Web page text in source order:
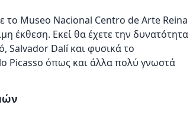
το Museo Nacional Centro de Arte Reina
έκθεση. Εκεί θα έχετε την δυνατότητα
Salvador Dalí και φυσικά το
Picasso όπως και άλλα πολύ γνωστά